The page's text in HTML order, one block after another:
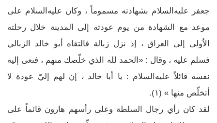
جعفر عليه‌السلام بشهادته مسموماً ، وكان عليه‌السلام على
موعد مع الشهادة من يوم عودته إلى المدينة خلال رحلته
الاُولى إلى العراق ، إذ نزل زبالة فالتقاه أبو خالد الزبالي
فسلم عليه ، وقال : «الحمد لله الذي خلّصك منهم ، فنعى إليه
نفسه قائلاً عليه‌السلام : يا أبا خالد ، إن لهم إليّ عودة لا
أتخلّص منها » (١).
لقد كان رأي رجال السلطة وعلى رأسهم هارون قائماً على